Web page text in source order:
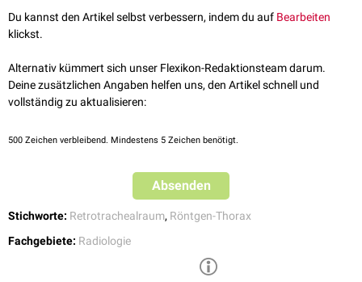
Normalerweise ist er unter 2,5 mm breit.
Wird der Streifen durch die Grenzfläche zwischen trachealer Hinterwand
tracheoösophagealen Streifen. In diesem Fall kann die maximale Breite
bis zu 5,5 mm betragen.
Ursachen für eine pathologische Verbreiterung des hinteren
angeborene oder erworbene Aortenbogenanomalien
Ösophagus ( Malignom ,
Mediastinitis
Du kannst den Artikel selbst verbessern, indem du auf Bearbeiten
klickst.
Alternativ kümmert sich unser Flexikon-Redaktionsteam darum.
Deine zusätzlichen Angaben helfen uns, den Artikel schnell und
vollständig zu aktualisieren:
500 Zeichen verbleibend. Mindestens 5 Zeichen benötigt.
Absenden
Stichworte: Retrotrachealraum, Röntgen-Thorax
Fachgebiete: Radiologie